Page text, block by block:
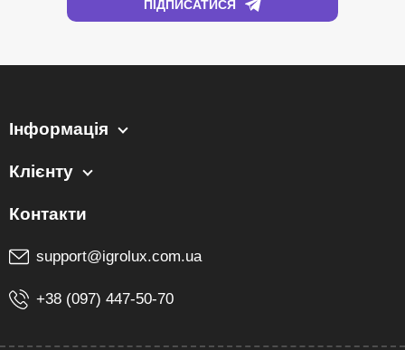
Інформація
Клієнту
support@igrolux.com.ua
+38 (097) 447-50-70